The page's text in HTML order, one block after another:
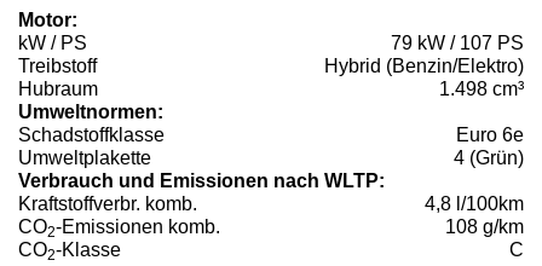
Motor:
kW / PS
79 kW / 107 PS
Treibstoff
Hybrid (Benzin/Elektro)
Hubraum
1.498 cm³
Umweltnormen:
Schadstoffklasse
Euro 6e
Umweltplakette
4 (Grün)
Verbrauch und Emissionen nach WLTP:
Kraftstoffverbr. komb.
4,8 l/100km
CO2-Emissionen komb.
108 g/km
CO2-Klasse C